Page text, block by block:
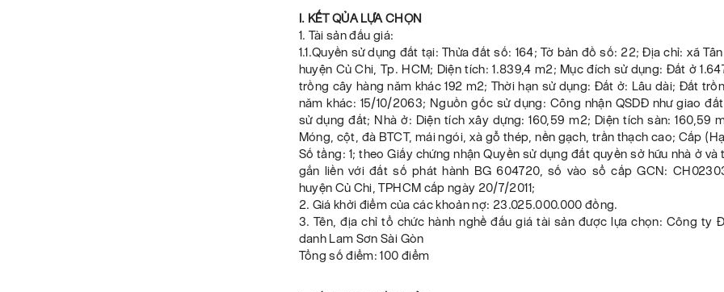
I. KẾT QỦA LỰA CHỌN
1. Tài sản đấu giá:
1.1.Quyền sử dụng đất tại: Thửa đất số: 164; Tờ bản đồ số: 22; Địa chỉ: xã
huyện Củ Chi, Tp. HCM; Diện tích: 1.839,4 m2; Mục đích sử dụng: Đất ở
trồng cây hàng năm khác 192 m2; Thời hạn sử dụng: Đất ở: Lâu dài; Đất
năm khác: 15/10/2063; Nguồn gốc sử dụng: Công nhận QSDĐ như giao
sử dụng đất; Nhà ở: Diện tích xây dựng: 160,59 m2; Diện tích sàn: 160,59
Móng, cột, đà BTCT, mái ngói, xà gỗ thép, nền gạch, trần thạch cao; Cấp
Số tầng: 1; theo Giấy chứng nhận Quyền sử dụng đất quyền sở hữu nhà ở và
gắn liền với đất số phát hành BG 604720, số vào sổ cấp GCN:
huyện Củ Chi, TPHCM cấp ngày 20/7/2011;
2. Giá khởi điểm của các khoản nợ: 23.025.000.000 đồng.
3. Tên, địa chỉ tổ chức hành nghề đấu giá tài sản được lựa chọn: Công ty
danh Lam Sơn Sài Gòn
Tổng số điểm: 100 điểm